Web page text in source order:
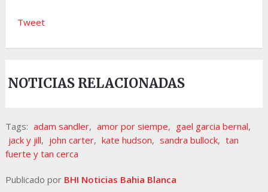
Tweet
NOTICIAS RELACIONADAS
Tags: adam sandler, amor por siempe, gael garcia bernal,
jack y jill, john carter, kate hudson, sandra bullock, tan
fuerte y tan cerca
Publicado por BHI Noticias Bahia Blanca